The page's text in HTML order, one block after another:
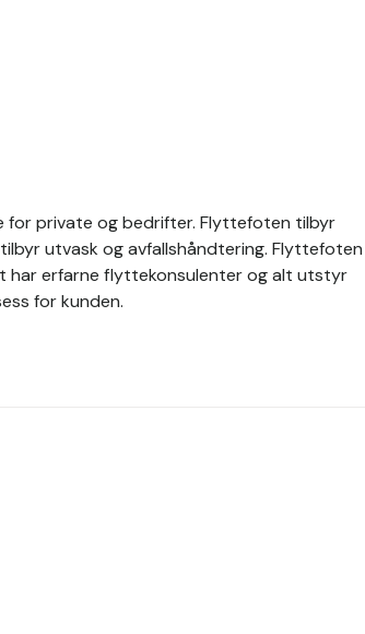
private og bedrifter. Flyttefoten tilbyr
utvask og avfallshåndtering. Flyttefoten
har erfarne flyttekonsulenter og alt utstyr
for kunden.